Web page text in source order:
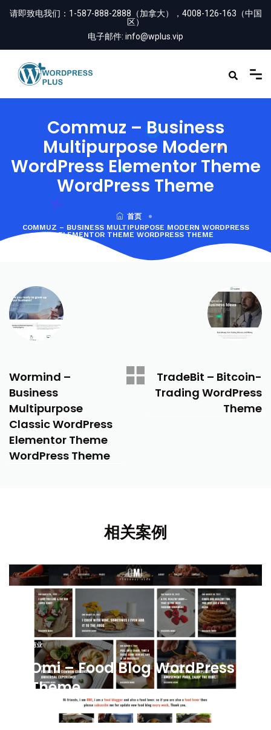
请即致电我们： 1-587-888-2888（加拿大），4008-126-163（中国
区）
电子邮件: info@wplus.vip
Commuz – Business
Multipurpose Modern
WordPress Elementor Theme
WordPress Theme
首页
COMMUZ – BUSINESS MULTIPURPOSE MODERN WORDPRESS
ELEMENTOR THEME WORDPRESS THEME
Wormind –
Business
Multipurpose
Classic WordPress
Elementor Theme
WordPress Theme
TradeBit – Bitcoin-
Trading WordPress
Theme
相关案例
商业
Omi – Food Blog WordPress
Theme